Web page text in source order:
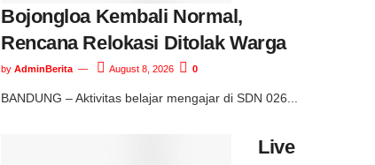
Bojongloa Kembali Normal,
Rencana Relokasi Ditolak Warga
by AdminBerita August 8, 2026 0
BANDUNG – Aktivitas belajar mengajar di SDN 026...
Live